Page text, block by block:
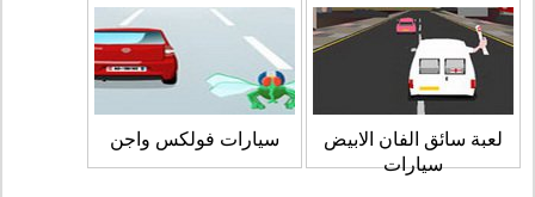
لعبة سائق الفان الابيض
سيارات
سيارات فولكس واجن